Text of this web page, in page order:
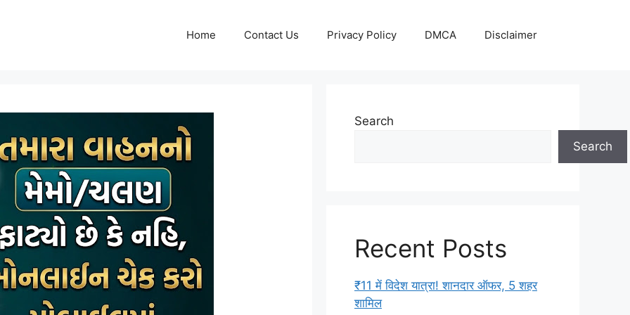
Home Contact Us Privacy Policy DMCA Disclaimer
Search
Search
Recent Posts
₹11 में विदेश यात्रा! शानदार ऑफर, 5 शहर
शामिल